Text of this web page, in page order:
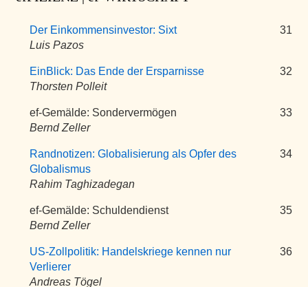
Der Einkommensinvestor: Sixt
Luis Pazos
31
EinBlick: Das Ende der Ersparnisse
Thorsten Polleit
32
ef-Gemälde: Sondervermögen
Bernd Zeller
33
Randnotizen: Globalisierung als Opfer des
Globalismus
Rahim Taghizadegan
34
ef-Gemälde: Schuldendienst
Bernd Zeller
35
US-Zollpolitik: Handelskriege kennen nur
Verlierer
Andreas Tögel
36